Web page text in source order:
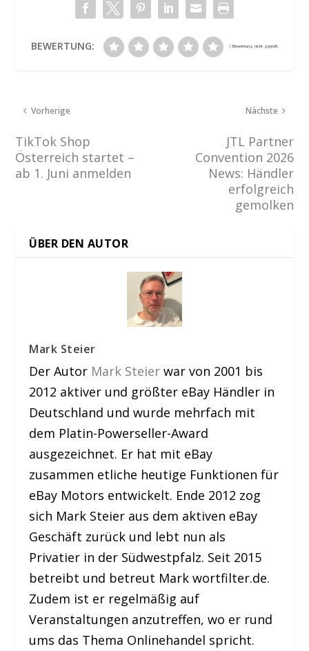
BEWERTUNG:
Vorherige
TikTok Shop
Österreich startet –
ab 1. Juni anmelden
Nächste
JTL Partner
Convention 2026
News: Händler
erfolgreich
gemolken
ÜBER DEN AUTOR
Mark Steier
Der Autor Mark Steier war von 2001 bis
2012 aktiver und größter eBay Händler in
Deutschland und wurde mehrfach mit
dem Platin-Powerseller-Award
ausgezeichnet. Er hat mit eBay
zusammen etliche heutige Funktionen für
eBay Motors entwickelt. Ende 2012 zog
sich Mark Steier aus dem aktiven eBay
Geschäft zurück und lebt nun als
Privatier in der Südwestpfalz. Seit 2015
betreibt und betreut Mark wortfilter.de.
Zudem ist er regelmäßig auf
Veranstaltungen anzutreffen, wo er rund
ums das Thema Onlinehandel spricht.